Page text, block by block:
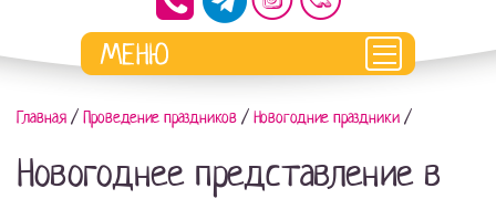
Главная / Проведение праздников / Новогодние праздники /
Новогоднее представление в